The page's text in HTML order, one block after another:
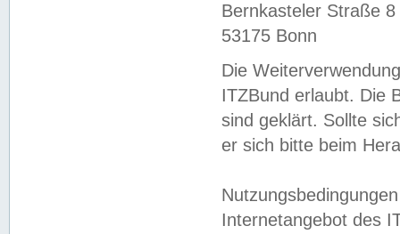
Bernkasteler Straße 8
53175 Bonn
Die
ITZBund erlaubt. Die
sind geklärt. Sollte
er sich bitte beim
Internetangebot des